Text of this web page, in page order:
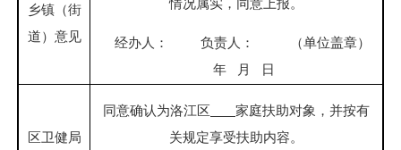
乡镇（街
道）意见
情况属实，同意上报。
经办人： 负责人：
（单位盖章）
年
月 日
区卫健局
同意确认为洛江区
家庭扶助对象，并按有
关规定享受扶助内容。